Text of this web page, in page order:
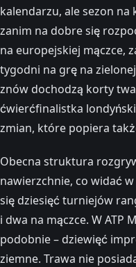
kalendarzu, ale sezon
zanim na dobre się
na europejskiej mączce,
tygodni na grę na
znów dochodzą korty
ćwierćfinalistka
zmian, które popiera
Obecna struktura
nawierzchnie, co widać
się dziesięć turniejów
i dwa na mączce. W ATP
podobnie – dziewięć
ziemne. Trawa nie